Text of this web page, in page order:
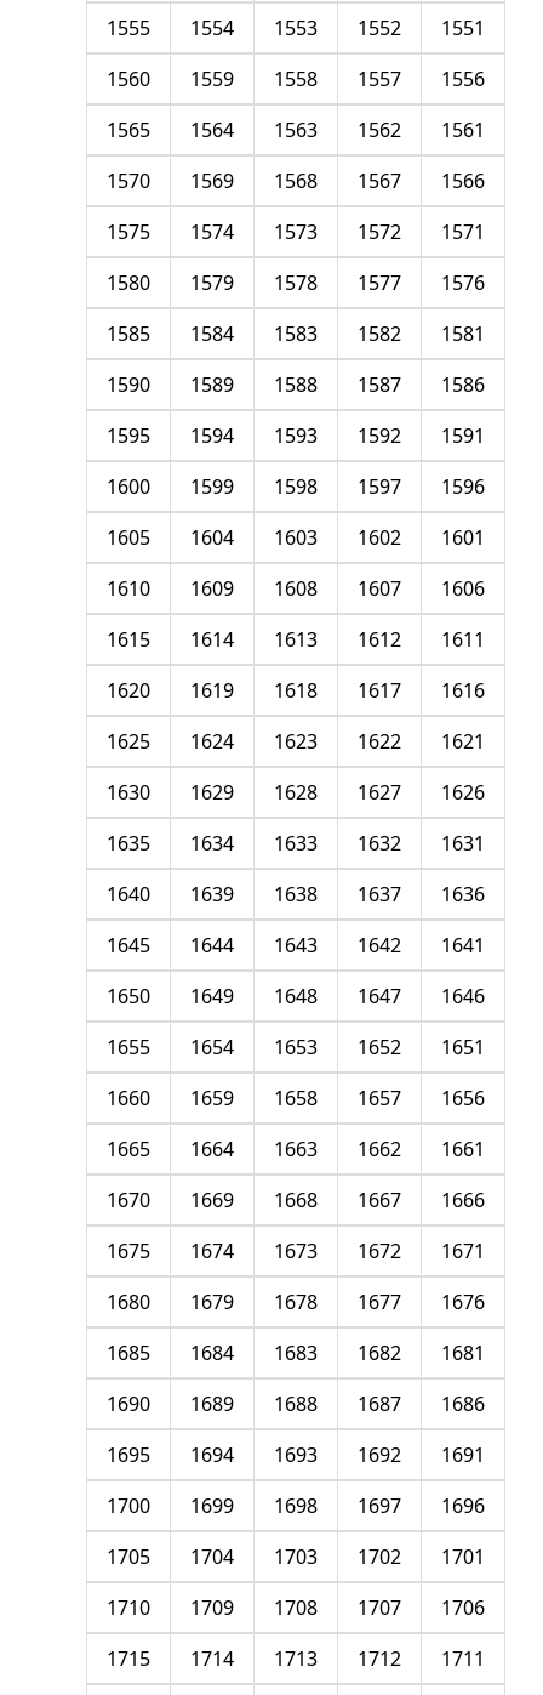
1551
1552
1553
1554
1555
1556
1557
1558
1559
1560
1561
1562
1563
1564
1565
1566
1567
1568
1569
1570
1571
1572
1573
1574
1575
1576
1577
1578
1579
1580
1581
1582
1583
1584
1585
1586
1587
1588
1589
1590
1591
1592
1593
1594
1595
1596
1597
1598
1599
1600
1601
1602
1603
1604
1605
1606
1607
1608
1609
1610
1611
1612
1613
1614
1615
1616
1617
1618
1619
1620
1621
1622
1623
1624
1625
1626
1627
1628
1629
1630
1631
1632
1633
1634
1635
1636
1637
1638
1639
1640
1641
1642
1643
1644
1645
1646
1647
1648
1649
1650
1651
1652
1653
1654
1655
1656
1657
1658
1659
1660
1661
1662
1663
1664
1665
1666
1667
1668
1669
1670
1671
1672
1673
1674
1675
1676
1677
1678
1679
1680
1681
1682
1683
1684
1685
1686
1687
1688
1689
1690
1691
1692
1693
1694
1695
1696
1697
1698
1699
1700
1701
1702
1703
1704
1705
1706
1707
1708
1709
1710
1711
1712
1713
1714
1715